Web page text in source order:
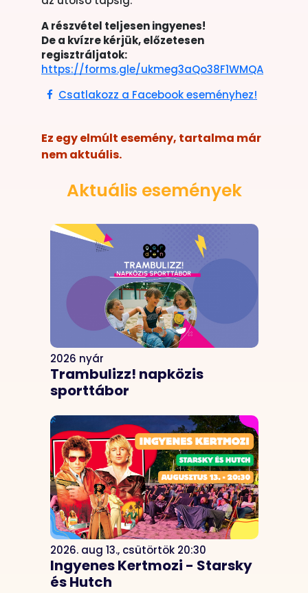
A részvétel teljesen ingyenes!
De a kvízre kérjük, előzetesen
regisztráljatok:
https://forms.gle/ukmeg3aQo38F1WMQA
Csatlakozz a Facebook eseményhez!
Ez egy elmúlt esemény, tartalma már
nem aktuális.
Aktuális események
2026 nyár
Trambulizz! napközis
sporttábor
2026. aug 13., csütörtök 20:30
Ingyenes Kertmozi - Starsky
és Hutch